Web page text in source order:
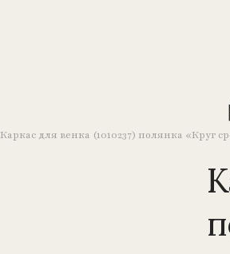
Каркас для венка (1010237) полянка «Круг